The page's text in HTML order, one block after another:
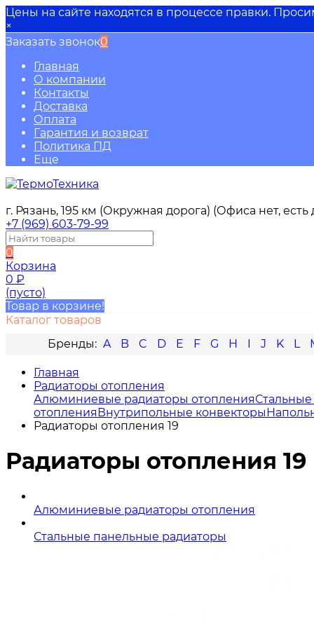
Цены на сайте находятся в процессе правки.
×
Заказать звонок0
Главная
О компании
Контакты
Доставка
Оплата
Гарантия и возврат
Политика ПД
Еще
г. Рязань, 195 км (Окружная дорога) (Офиса нет,
+7 (969) 603-79-99
0
Корзина
0 ₽
(пусто)
Товар в корзине!
Каталог товаров
A
B C D E F G H I J K L
Главная
Радиаторы отопления
Алюминиевые радиаторы отопления
отопленияВнутрипольные конвекторы
Радиаторы отопления 19
Радиаторы отопления 19
Алюминиевые радиаторы отопления
Стальные панельные радиаторы